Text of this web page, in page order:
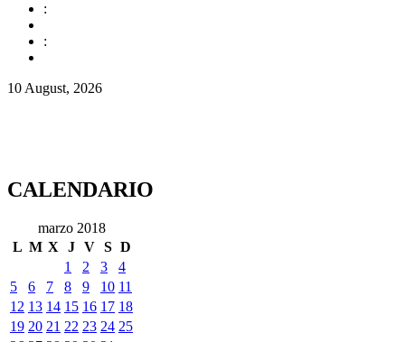
:
:
10 August, 2026
CALENDARIO
marzo 2018
L M X J V S D
1
2 3
4
5
6 7 8 9 10 11
12 13 14 15 16 17 18
19 20 21 22 23 24 25